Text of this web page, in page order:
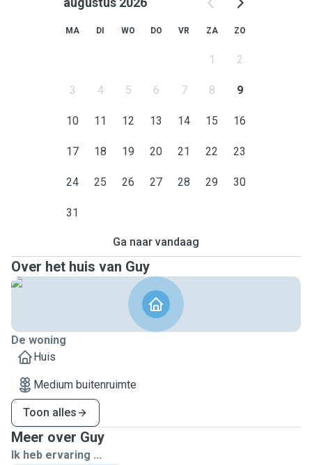
MA DI WO DO VR ZA ZO
1 2
3 4 5 6 7 8 9
10 11 12 13 14 15 16
17 18 19 20 21 22 23
24 25 26 27 28 29 30
31
Ga naar vandaag
Over het huis van Guy
De woning
Huis
Medium buitenruimte
Toon alles
Meer over Guy
Ik heb ervaring ...